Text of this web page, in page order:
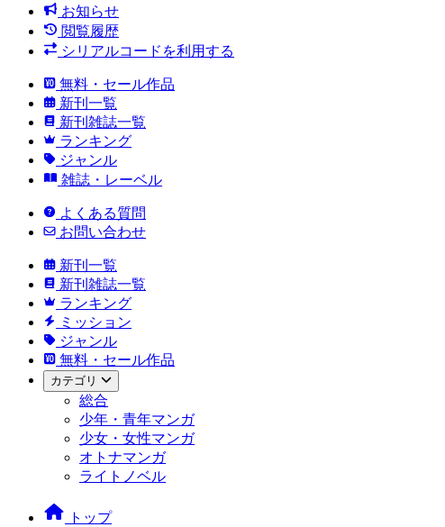
お知らせ
閲覧履歴
シリアルコードを利用する
無料・セール作品
新刊一覧
新刊雑誌一覧
ランキング
ジャンル
雑誌・レーベル
よくある質問
お問い合わせ
新刊一覧
新刊雑誌一覧
ランキング
ミッション
ジャンル
無料・セール作品
カテゴリ
総合
少年・青年マンガ
少女・女性マンガ
オトナマンガ
ライトノベル
トップ